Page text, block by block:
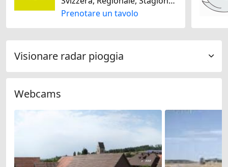
Prenotare un tavolo
Visionare radar pioggia
Webcams